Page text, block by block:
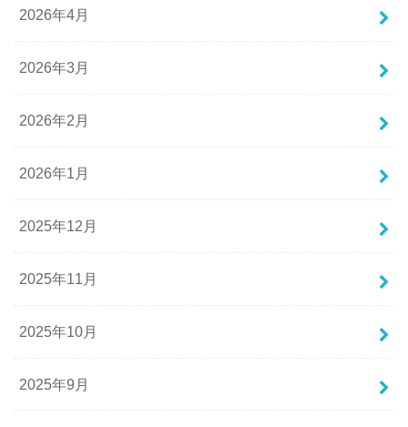
2026年4月
2026年3月
2026年2月
2026年1月
2025年12月
2025年11月
2025年10月
2025年9月